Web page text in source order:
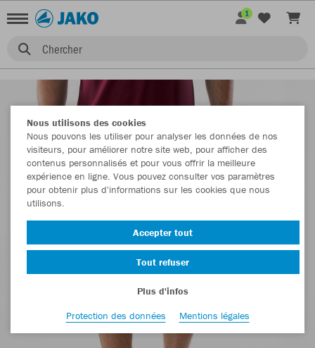
Chercher
1
Nous utilisons des cookies
Nous pouvons les utiliser pour analyser les données de nos
visiteurs, pour améliorer notre site web, pour afficher des
contenus personnalisés et pour vous offrir la meilleure
expérience en ligne. Vous pouvez consulter vos paramètres
pour obtenir plus d'informations sur les cookies que nous
utilisons.
Accepter tout
Tout refuser
Plus d'infos
Protection des données
Mentions légales